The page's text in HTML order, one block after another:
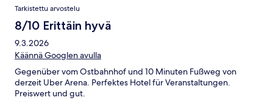
Tarkistettu arvostelu
8/10 Erittäin hyvä
9.3.2026
Käännä Googlen avulla
Gegenüber vom Ostbahnhof und 10 Minuten Fußweg von
derzeit Uber Arena. Perfektes Hotel für Veranstaltungen.
Preiswert und gut.